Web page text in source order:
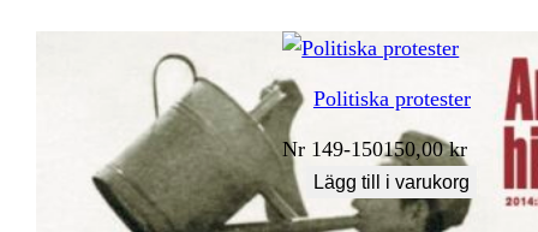
Politiska protester
Nr 149-150150,00kr
Lägg till i varukorg